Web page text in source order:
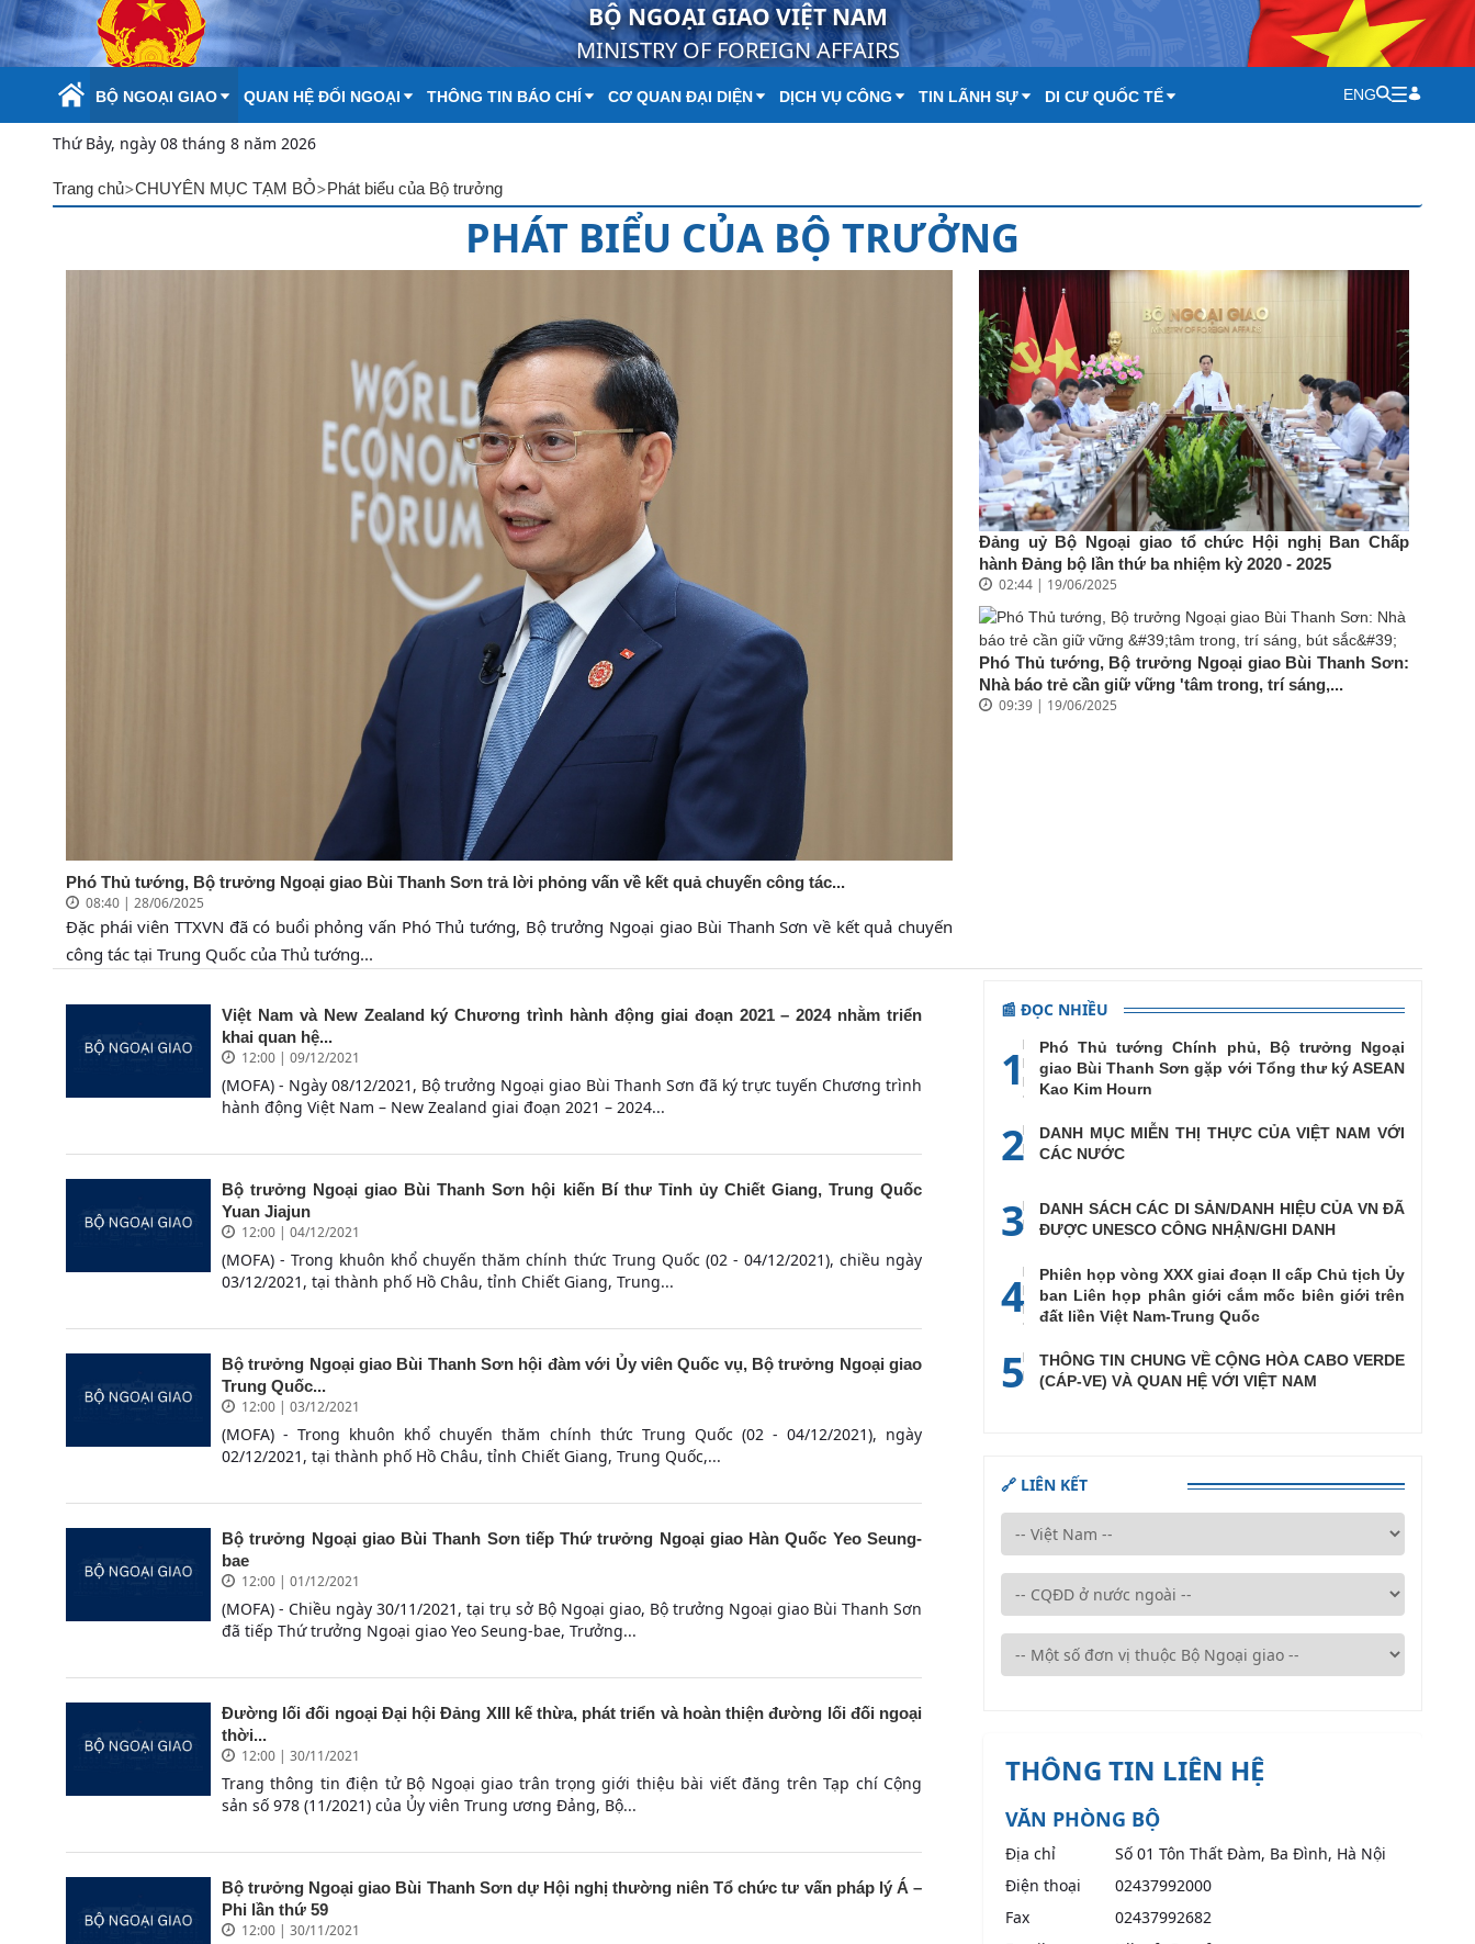
Skip to Main Content BỘ NGOẠI GIAO VIỆT NAM
MINISTRY OF FOREIGN AFFAIRS
BỘ NGOẠI GIAO QUAN HỆ ĐỐI NGOẠI THÔNG TIN BÁO CHÍ CƠ QUAN ĐẠI DIỆN DỊCH VỤ CÔNG TIN LÃNH SỰ DI CƯ QUỐC TẾ ENG
Thứ Bảy, ngày 08 tháng 8 năm 2026
Trang chủ>CHUYÊN MỤC TẠM BỎ>Phát biểu của Bộ trưởng
PHÁT BIỂU CỦA BỘ TRƯỞNG
Phó Thủ tướng, Bộ trưởng Ngoại giao Bùi Thanh Sơn trả lời phỏng vấn về kết quả chuyến công tác...
08:40 | 28/06/2025
Đặc phái viên TTXVN đã có buổi phỏng vấn Phó Thủ tướng, Bộ trưởng Ngoại giao Bùi Thanh Sơn về kết quả chuyến
công tác tại Trung Quốc của Thủ tướng...
Đảng uỷ Bộ Ngoại giao tổ chức Hội nghị Ban Chấp
hành Đảng bộ lần thứ ba nhiệm kỳ 2020 - 2025
02:44 | 19/06/2025
Phó Thủ tướng, Bộ trưởng Ngoại giao Bùi Thanh Sơn:
Nhà báo trẻ cần giữ vững 'tâm trong, trí sáng,...
09:39 | 19/06/2025
Việt Nam và New Zealand ký Chương trình hành động giai đoạn 2021 – 2024 nhằm triển
khai quan hệ...
12:00 | 09/12/2021
(MOFA) - Ngày 08/12/2021, Bộ trưởng Ngoại giao Bùi Thanh Sơn đã ký trực tuyến Chương trình
hành động Việt Nam – New Zealand giai đoạn 2021 – 2024...
Bộ trưởng Ngoại giao Bùi Thanh Sơn hội kiến Bí thư Tỉnh ủy Chiết Giang, Trung Quốc
Yuan Jiajun
12:00 | 04/12/2021
(MOFA) - Trong khuôn khổ chuyến thăm chính thức Trung Quốc (02 - 04/12/2021), chiều ngày
03/12/2021, tại thành phố Hồ Châu, tỉnh Chiết Giang, Trung...
Bộ trưởng Ngoại giao Bùi Thanh Sơn hội đàm với Ủy viên Quốc vụ, Bộ trưởng Ngoại giao
Trung Quốc...
12:00 | 03/12/2021
(MOFA) - Trong khuôn khổ chuyến thăm chính thức Trung Quốc (02 - 04/12/2021), ngày
02/12/2021, tại thành phố Hồ Châu, tỉnh Chiết Giang, Trung Quốc,...
Bộ trưởng Ngoại giao Bùi Thanh Sơn tiếp Thứ trưởng Ngoại giao Hàn Quốc Yeo Seung-
bae
12:00 | 01/12/2021
(MOFA) - Chiều ngày 30/11/2021, tại trụ sở Bộ Ngoại giao, Bộ trưởng Ngoại giao Bùi Thanh Sơn
đã tiếp Thứ trưởng Ngoại giao Yeo Seung-bae, Trưởng...
Đường lối đối ngoại Đại hội Đảng XIII kế thừa, phát triển và hoàn thiện đường lối đối ngoại
thời...
12:00 | 30/11/2021
Trang thông tin điện tử Bộ Ngoại giao trân trọng giới thiệu bài viết đăng trên Tạp chí Cộng
sản số 978 (11/2021) của Ủy viên Trung ương Đảng, Bộ...
Bộ trưởng Ngoại giao Bùi Thanh Sơn dự Hội nghị thường niên Tổ chức tư vấn pháp lý Á –
Phi lần thứ 59
12:00 | 30/11/2021
📰 ĐỌC NHIỀU
1
Phó Thủ tướng Chính phủ, Bộ trưởng Ngoại
giao Bùi Thanh Sơn gặp với Tổng thư ký ASEAN
Kao Kim Hourn
2
DANH MỤC MIỄN THỊ THỰC CỦA VIỆT NAM VỚI
CÁC NƯỚC
3
DANH SÁCH CÁC DI SẢN/DANH HIỆU CỦA VN ĐÃ
ĐƯỢC UNESCO CÔNG NHẬN/GHI DANH
4
Phiên họp vòng XXX giai đoạn II cấp Chủ tịch Ủy
ban Liên họp phân giới cắm mốc biên giới trên
đất liền Việt Nam-Trung Quốc
5
THÔNG TIN CHUNG VỀ CỘNG HÒA CABO VERDE
(CÁP-VE) VÀ QUAN HỆ VỚI VIỆT NAM
🔗 LIÊN KẾT
THÔNG TIN LIÊN HỆ
VĂN PHÒNG BỘ
Địa chỉ
Số 01 Tôn Thất Đàm, Ba Đình, Hà Nội
Điện thoại
02437992000
Fax
02437992682